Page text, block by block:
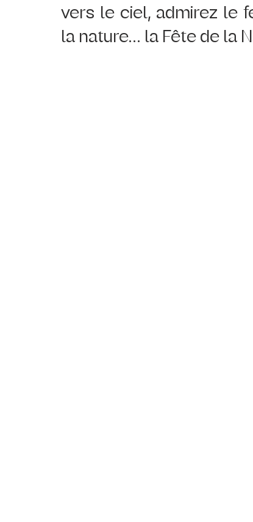
vers le ciel, admirez le
la nature... la Fête de la